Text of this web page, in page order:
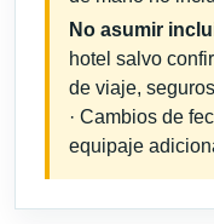
No asumir
hotel salvo
de viaje,
· Cambios de
equipaje